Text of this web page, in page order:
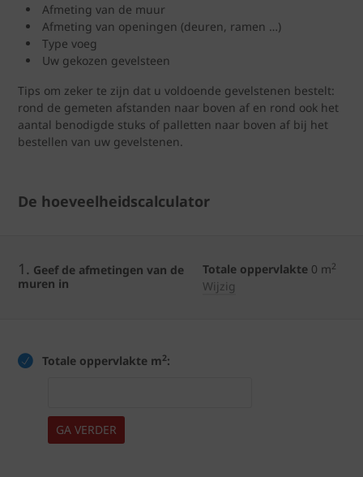
Afmeting van de muur
Afmeting van openingen (deuren, ramen …)
Type voeg
Uw gekozen gevelsteen
Tips om zeker te zijn dat u voldoende gevelstenen bestelt:
rond de gemeten afstanden naar boven af en rond ook het
aantal benodigde stuks of palletten naar boven af bij het
bestellen van uw gevelstenen.
De hoeveelheidscalculator
1. Geef de afmetingen van de
muren in
Totale oppervlakte 0 m2
Wijzig
Totale oppervlakte m2:
GA VERDER